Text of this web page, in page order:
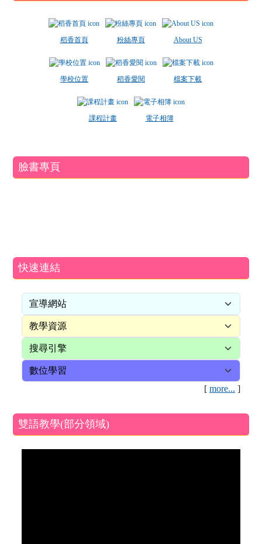
稻香首頁 粉絲專頁 About US
學校位置 稻香愛閱 檔案下載
課程計畫 電子相簿
臉書專頁
快速連結
[ more... ]
雙語教學(部分領域)